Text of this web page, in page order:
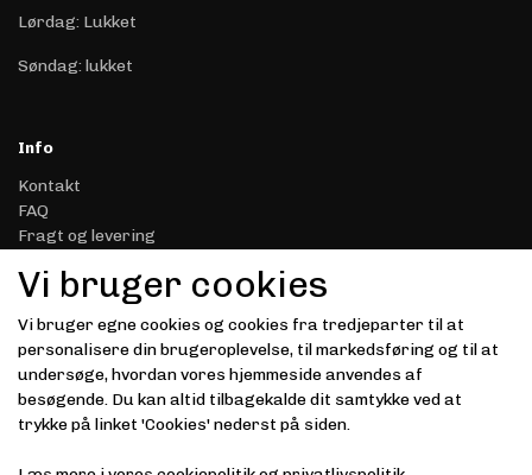
Lørdag: Lukket
Søndag: lukket
Info
Kontakt
FAQ
Fragt og levering
Handelsbetingelser
Datasikkerhed & Privatliv
Gavekort
Om Driver.dk
Kunde login
Modtag vores nyhedsbrev via e-mail
Vi bruger cookies
Vi bruger egne cookies og cookies fra tredjeparter til at
personalisere din brugeroplevelse, til markedsføring og til at
undersøge, hvordan vores hjemmeside anvendes af
besøgende. Du kan altid tilbagekalde dit samtykke ved at
trykke på linket 'Cookies' nederst på siden.